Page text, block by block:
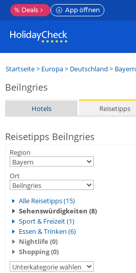
% Deals App öffnen
Startseite> Europa> Deutschland > Bayern
Beilngries
Hotels Reisetipps
Reisetipps Beilngries
Region
Ort
Alle Reisetipps (15)
Sehenswürdigkeiten (8)
Sport & Freizeit (1)
Essen & Trinken (6)
Nightlife (0)
Shopping (0)